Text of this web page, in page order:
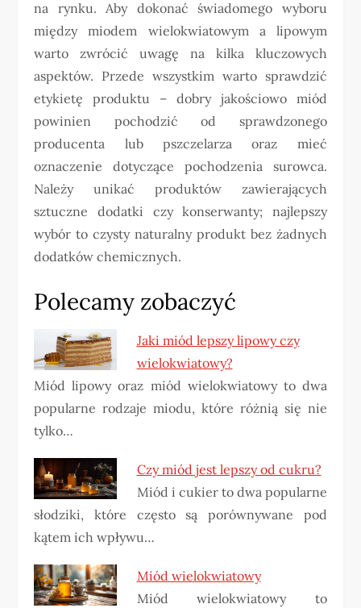
na rynku. Aby dokonać świadomego wyboru
między miodem wielokwiatowym a lipowym
warto zwrócić uwagę na kilka kluczowych
aspektów. Przede wszystkim warto sprawdzić
etykietę produktu – dobry jakościowo miód
powinien pochodzić od sprawdzonego
producenta lub pszczelarza oraz mieć
oznaczenie dotyczące pochodzenia surowca.
Należy unikać produktów zawierających
sztuczne dodatki czy konserwanty; najlepszy
wybór to czysty naturalny produkt bez żadnych
dodatków chemicznych.
Polecamy zobaczyć
Jaki miód lepszy lipowy czy
wielokwiatowy?
Miód lipowy oraz miód wielokwiatowy to dwa
popularne rodzaje miodu, które różnią się nie
tylko…
Czy miód jest lepszy od cukru?
Miód i cukier to dwa popularne
słodziki, które często są porównywane pod
kątem ich wpływu…
Miód wielokwiatowy
Miód wielokwiatowy to